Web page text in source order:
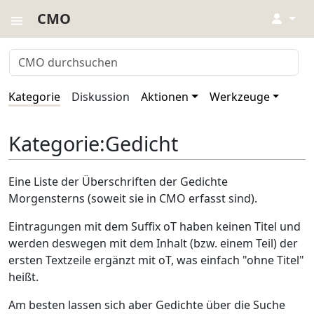
CMO ↓
Kategorie Diskussion Aktionen Werkzeuge
Kategorie:Gedicht
Eine Liste der Überschriften der Gedichte
Morgensterns (soweit sie in CMO erfasst sind).
Eintragungen mit dem Suffix oT haben keinen Titel und
werden deswegen mit dem Inhalt (bzw. einem Teil) der
ersten Textzeile ergänzt mit oT, was einfach "ohne Titel"
heißt.
Am besten lassen sich aber Gedichte über die Suche